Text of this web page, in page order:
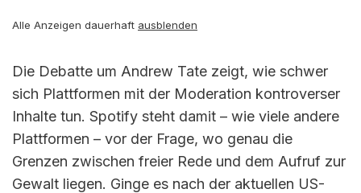
Alle Anzeigen dauerhaft ausblenden
Die Debatte um Andrew Tate zeigt, wie schwer
sich Plattformen mit der Moderation kontroverser
Inhalte tun. Spotify steht damit – wie viele andere
Plattformen – vor der Frage, wo genau die
Grenzen zwischen freier Rede und dem Aufruf zur
Gewalt liegen. Ginge es nach der aktuellen US-